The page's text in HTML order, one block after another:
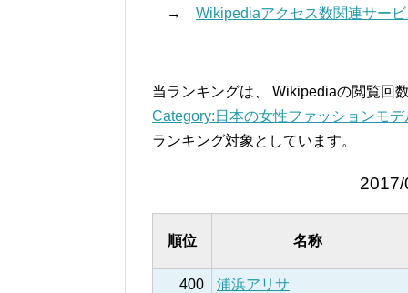
→ Wikipediaアクセス数関連サー
当ランキングは、 Wikipediaの閲覧回
Category:日本の女性ファッションモ
ランキング対象としています。
順位 名称
400
浦浜アリサ